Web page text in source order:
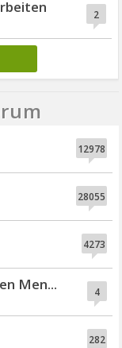
2
12978
28055
4273
4
Men...
282